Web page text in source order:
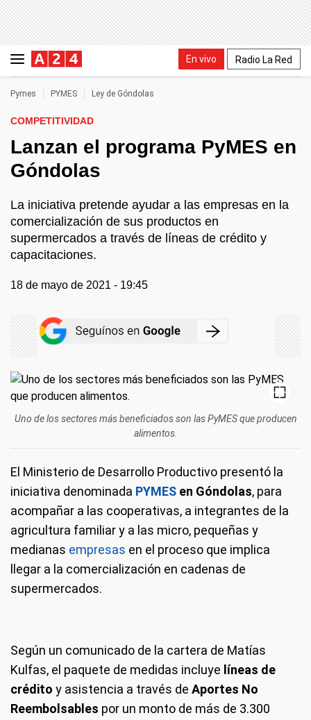
En vivo Radio La Red
Pymes PYMES Ley de Góndolas
COMPETITIVIDAD
Lanzan el programa PyMES en
Góndolas
La iniciativa pretende ayudar a las empresas en la
comercialización de sus productos en
supermercados a través de líneas de crédito y
capacitaciones.
18 de mayo de 2021 - 19:45
Uno de los sectores más beneficiados son las PyMES que producen
alimentos.
El Ministerio de Desarrollo Productivo presentó la
iniciativa denominada PYMES en Góndolas, para
acompañar a las cooperativas, a integrantes de la
agricultura familiar y a las micro, pequeñas y
medianas empresas en el proceso que implica
llegar a la comercialización en cadenas de
supermercados.
Según un comunicado de la cartera de Matías
Kulfas, el paquete de medidas incluye líneas de
crédito y asistencia a través de Aportes No
Reembolsables por un monto de más de 3.300